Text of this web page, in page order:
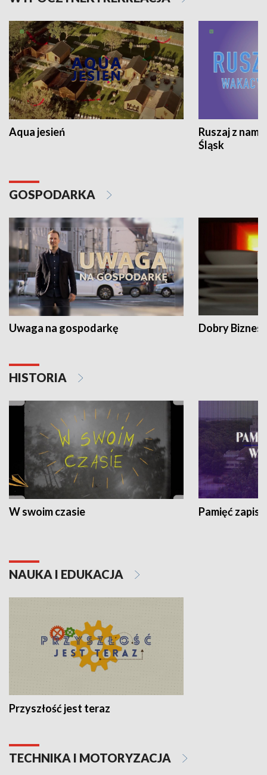
Aqua jesień
Ruszaj z
Śląsk
GOSPODARKA
Uwaga na gospodarkę Dobry Biznes
HISTORIA
W swoim czasie Pamięć
NAUKA I EDUKACJA
Przyszłość jest teraz
TECHNIKA I MOTORYZACJA